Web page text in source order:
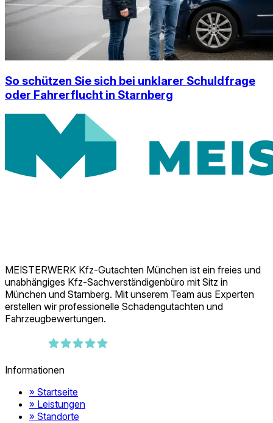
So schützen Sie sich bei unklarer Schuldfrage
oder Fahrerflucht in Starnberg
MEISTERWERK Kfz-Gutachten München ist ein freies und
unabhängiges Kfz-Sachverständigenbüro mit Sitz in
München und Starnberg. Mit unserem Team aus Experten
erstellen wir professionelle Schadengutachten und
Fahrzeugbewertungen.
Informationen
» Startseite
» Leistungen
» Standorte